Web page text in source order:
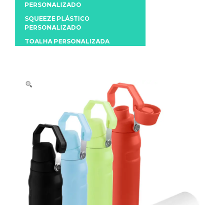
PERSONALIZADO
SQUEEZE PLÁSTICO
PERSONALIZADO
TOALHA PERSONALIZADA